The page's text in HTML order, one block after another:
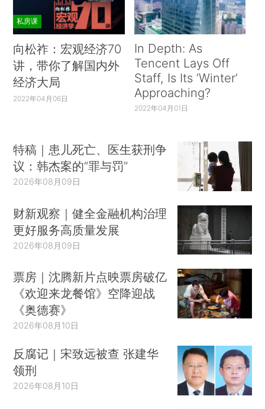
私房课
向松祚：宏观经济70
讲，带你了解国内外
经济大局
2022年04月06日
In Depth: As
Tencent Lays Off
Staff, Is Its ‘Winter’
Approaching?
2022年04月01日
特稿｜患儿死亡、医生获刑争
议：韩杰案的“罪与罚”
2026年08月09日
财新观察｜健全金融机构治理
更好服务高质量发展
2026年08月09日
票房｜沈腾新片点映票房破亿
《欢迎来龙餐馆》空降迎战
《奥德赛》
2026年08月10日
反腐记｜宋致远被查 张建华
领刑
2026年08月10日